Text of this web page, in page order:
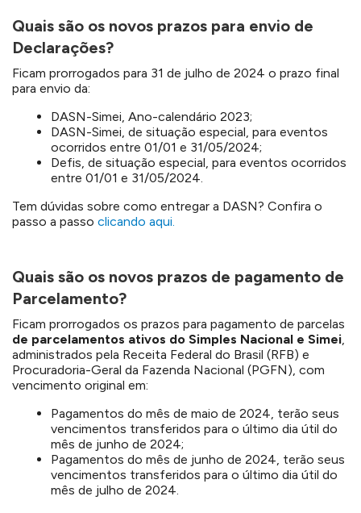
Quais são os novos prazos para envio de
Declarações?
Ficam prorrogados para 31 de julho de 2024 o prazo final
para envio da:
DASN-Simei, Ano-calendário 2023;
DASN-Simei, de situação especial, para eventos
ocorridos entre 01/01 e 31/05/2024;
Defis, de situação especial, para eventos ocorridos
entre 01/01 e 31/05/2024.
Tem dúvidas sobre como entregar a DASN? Confira o
passo a passo clicando aqui.
Quais são os novos prazos de pagamento de
Parcelamento?
Ficam prorrogados os prazos para pagamento de parcelas
de parcelamentos ativos do Simples Nacional e Simei,
administrados pela Receita Federal do Brasil (RFB) e
Procuradoria-Geral da Fazenda Nacional (PGFN), com
vencimento original em:
Pagamentos do mês de maio de 2024, terão seus
vencimentos transferidos para o último dia útil do
mês de junho de 2024;
Pagamentos do mês de junho de 2024, terão seus
vencimentos transferidos para o último dia útil do
mês de julho de 2024.